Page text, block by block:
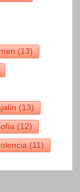
(13)
(13)
(12)
(11)